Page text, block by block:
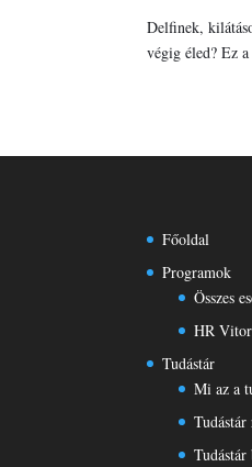
Delfinek,
végig éled? Ez
Főoldal
Programok
Összes
HR
Tudástár
Mi az a
Tudástár